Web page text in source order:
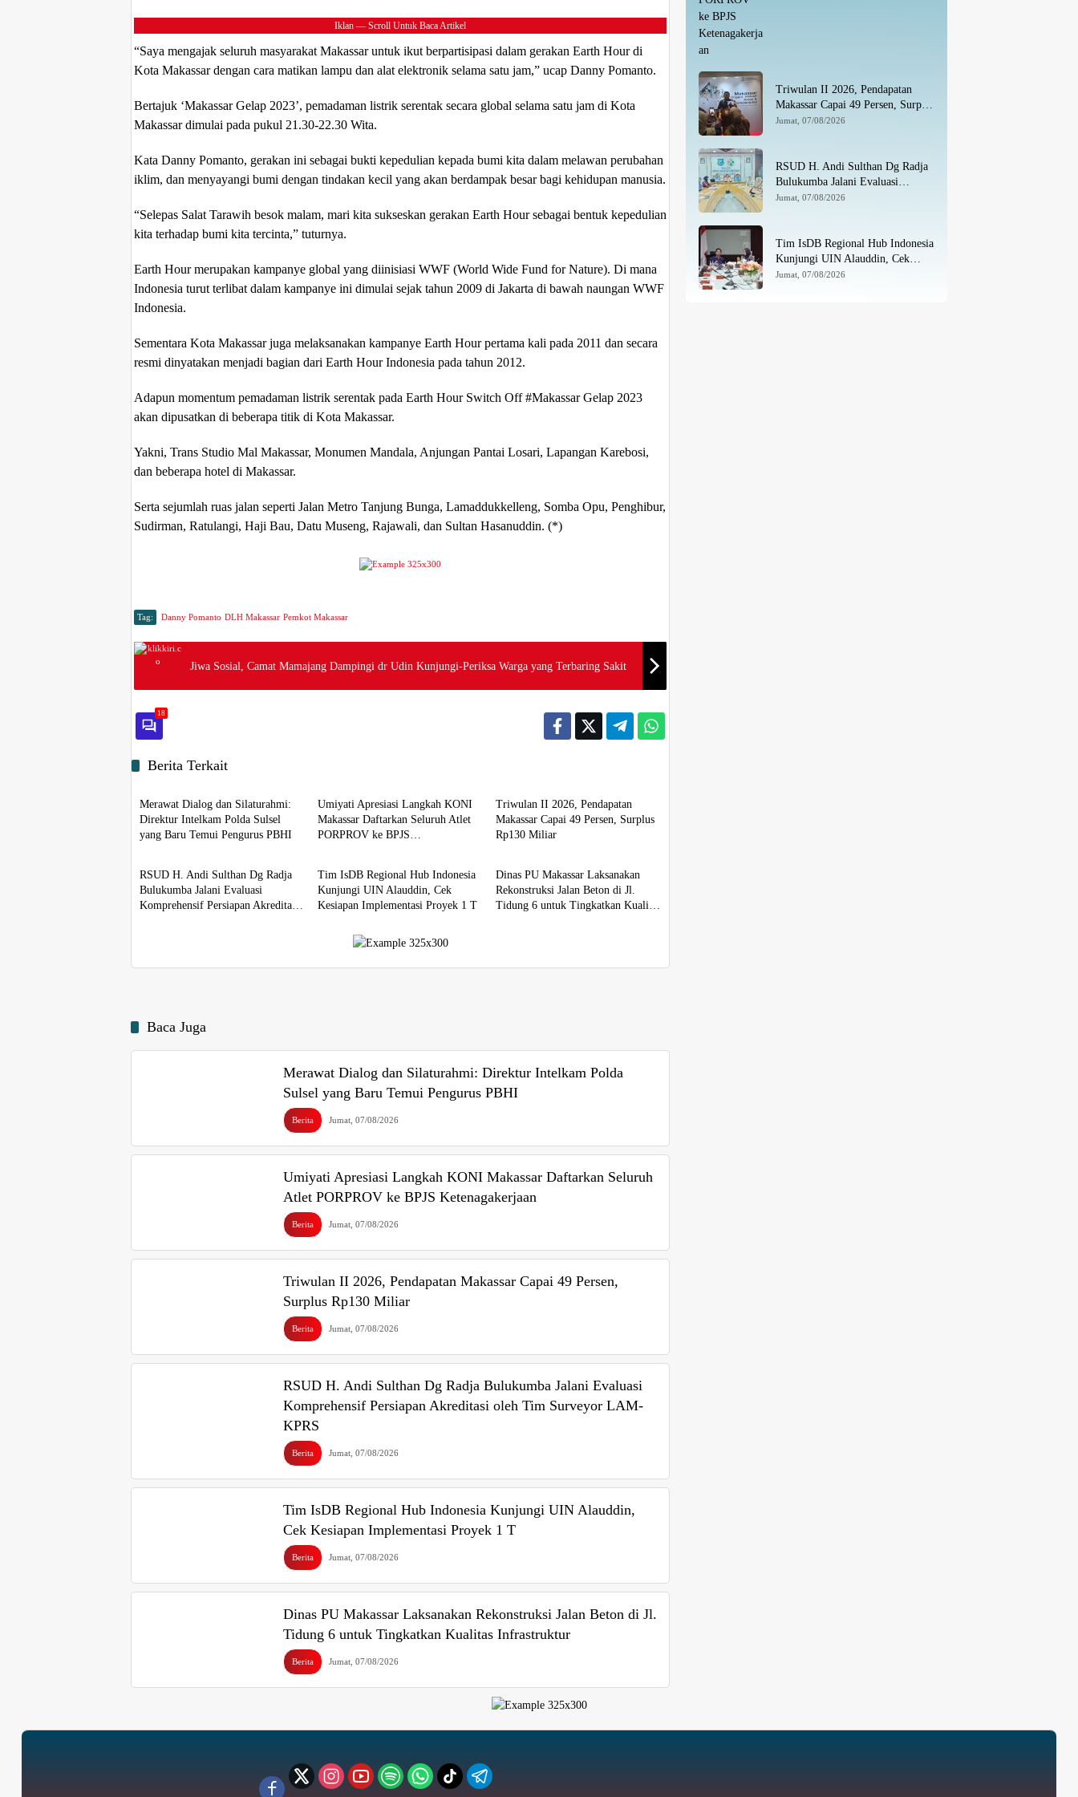
Iklan — Scroll Untuk Baca Artikel
“Saya mengajak seluruh masyarakat Makassar untuk ikut berpartisipasi dalam gerakan Earth Hour di
Kota Makassar dengan cara matikan lampu dan alat elektronik selama satu jam,” ucap Danny Pomanto.
Bertajuk ‘Makassar Gelap 2023’, pemadaman listrik serentak secara global selama satu jam di Kota
Makassar dimulai pada pukul 21.30-22.30 Wita.
Kata Danny Pomanto, gerakan ini sebagai bukti kepedulian kepada bumi kita dalam melawan perubahan
iklim, dan menyayangi bumi dengan tindakan kecil yang akan berdampak besar bagi kehidupan manusia.
“Selepas Salat Tarawih besok malam, mari kita sukseskan gerakan Earth Hour sebagai bentuk kepedulian
kita terhadap bumi kita tercinta,” tuturnya.
Earth Hour merupakan kampanye global yang diinisiasi WWF (World Wide Fund for Nature). Di mana
Indonesia turut terlibat dalam kampanye ini dimulai sejak tahun 2009 di Jakarta di bawah naungan WWF
Indonesia.
Sementara Kota Makassar juga melaksanakan kampanye Earth Hour pertama kali pada 2011 dan secara
resmi dinyatakan menjadi bagian dari Earth Hour Indonesia pada tahun 2012.
Adapun momentum pemadaman listrik serentak pada Earth Hour Switch Off #Makassar Gelap 2023
akan dipusatkan di beberapa titik di Kota Makassar.
Yakni, Trans Studio Mal Makassar, Monumen Mandala, Anjungan Pantai Losari, Lapangan Karebosi,
dan beberapa hotel di Makassar.
Serta sejumlah ruas jalan seperti Jalan Metro Tanjung Bunga, Lamaddukkelleng, Somba Opu, Penghibur,
Sudirman, Ratulangi, Haji Bau, Datu Museng, Rajawali, dan Sultan Hasanuddin. (*)
Tag: Danny Pomanto DLH Makassar Pemkot Makassar
Jiwa Sosial, Camat Mamajang Dampingi dr Udin Kunjungi-Periksa Warga yang Terbaring Sakit
18
Berita Terkait
Berita
Merawat Dialog dan Silaturahmi:
Direktur Intelkam Polda Sulsel
yang Baru Temui Pengurus PBHI
Umiyati Apresiasi Langkah KONI
Makassar Daftarkan Seluruh Atlet
PORPROV ke BPJS
Triwulan II 2026, Pendapatan
Makassar Capai 49 Persen, Surplus
Rp130 Miliar
Berita
RSUD H. Andi Sulthan Dg Radja
Bulukumba Jalani Evaluasi
Komprehensif Persiapan Akreditasi
Berita
Tim IsDB Regional Hub Indonesia
Kunjungi UIN Alauddin, Cek
Kesiapan Implementasi Proyek 1 T
Berita
Dinas PU Makassar Laksanakan
Rekonstruksi Jalan Beton di Jl.
Tidung 6 untuk Tingkatkan Kualitas
Baca Juga
Merawat Dialog dan Silaturahmi: Direktur Intelkam Polda
Sulsel yang Baru Temui Pengurus PBHI
Berita Jumat, 07/08/2026
Umiyati Apresiasi Langkah KONI Makassar Daftarkan Seluruh
Atlet PORPROV ke BPJS Ketenagakerjaan
Berita Jumat, 07/08/2026
Triwulan II 2026, Pendapatan Makassar Capai 49 Persen,
Surplus Rp130 Miliar
Berita Jumat, 07/08/2026
RSUD H. Andi Sulthan Dg Radja Bulukumba Jalani Evaluasi
Komprehensif Persiapan Akreditasi oleh Tim Surveyor LAM-
KPRS
Berita Jumat, 07/08/2026
Tim IsDB Regional Hub Indonesia Kunjungi UIN Alauddin,
Cek Kesiapan Implementasi Proyek 1 T
Berita Jumat, 07/08/2026
Dinas PU Makassar Laksanakan Rekonstruksi Jalan Beton di Jl.
Tidung 6 untuk Tingkatkan Kualitas Infrastruktur
Berita Jumat, 07/08/2026
Triwulan II 2026, Pendapatan
Makassar Capai 49 Persen, Surplus
Rp130 Miliar
Jumat, 07/08/2026
RSUD H. Andi Sulthan Dg Radja
Bulukumba Jalani Evaluasi
Komprehensif Persiapan
Jumat, 07/08/2026
Tim IsDB Regional Hub Indonesia
Kunjungi UIN Alauddin, Cek
Kesiapan Implementasi Proyek 1
Jumat, 07/08/2026